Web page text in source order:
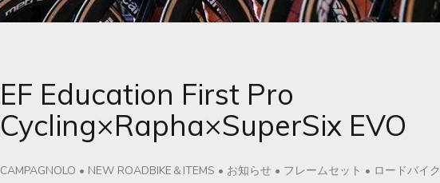
EF Education First Pro
Cycling×Rapha×SuperSix EVO
CAMPAGNOLO • NEW ROADBIKE＆ITEMS • お知らせ • フレームセット • ロードバイク